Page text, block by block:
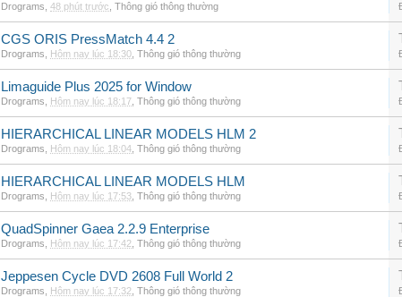
Drograms 48 phút trước Thông gió thông thường
CGS ORIS PressMatch 4.4 2
Drograms Hôm nay lúc 18:30 Thông gió thông thường
Limaguide Plus 2025 for Window
Drograms Hôm nay lúc 18:17 Thông gió thông thường
HIERARCHICAL LINEAR MODELS HLM 2
Drograms Hôm nay lúc 18:04 Thông gió thông thường
HIERARCHICAL LINEAR MODELS HLM
Drograms Hôm nay lúc 17:53 Thông gió thông thường
QuadSpinner Gaea 2.2.9 Enterprise
Drograms Hôm nay lúc 17:42 Thông gió thông thường
Jeppesen Cycle DVD 2608 Full World 2
Drograms Hôm nay lúc 17:32 Thông gió thông thường